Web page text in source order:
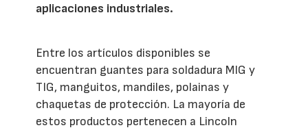
aplicaciones industriales.
Entre los artículos disponibles se
encuentran guantes para soldadura MIG y
TIG, manguitos, mandiles, polainas y
chaquetas de protección. La mayoría de
estos productos pertenecen a Lincoln